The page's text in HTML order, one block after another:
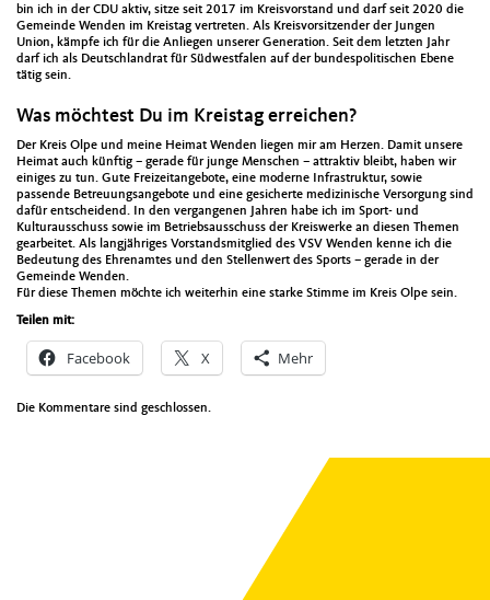
bin ich in der CDU aktiv, sitze seit 2017 im Kreisvorstand und darf seit 2020 die
Gemeinde Wenden im Kreistag vertreten. Als Kreisvorsitzender der Jungen
Union, kämpfe ich für die Anliegen unserer Generation. Seit dem letzten Jahr
darf ich als Deutschlandrat für Südwestfalen auf der bundespolitischen Ebene
tätig sein.
Was möchtest Du im Kreistag erreichen?
Der Kreis Olpe und meine Heimat Wenden liegen mir am Herzen. Damit unsere
Heimat auch künftig – gerade für junge Menschen – attraktiv bleibt, haben wir
einiges zu tun. Gute Freizeitangebote, eine moderne Infrastruktur, sowie
passende Betreuungsangebote und eine gesicherte medizinische Versorgung sind
dafür entscheidend. In den vergangenen Jahren habe ich im Sport- und
Kulturausschuss sowie im Betriebsausschuss der Kreiswerke an diesen Themen
gearbeitet. Als langjähriges Vorstandsmitglied des VSV Wenden kenne ich die
Bedeutung des Ehrenamtes und den Stellenwert des Sports – gerade in der
Gemeinde Wenden.
Für diese Themen möchte ich weiterhin eine starke Stimme im Kreis Olpe sein.
Teilen mit:
Facebook X Mehr
Die Kommentare sind geschlossen.